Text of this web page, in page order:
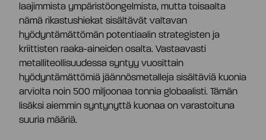
laajimmista ympäristöongelmista, mutta toisaalta
nämä rikastushiekat sisältävät valtavan
hyödyntämättömän potentiaalin strategisten ja
kriittisten raaka-aineiden osalta. Vastaavasti
metalliteollisuudessa syntyy vuosittain
hyödyntämättömiä jäännösmetalleja sisältäviä kuonia
arviolta noin 500 miljoonaa tonnia globaalisti. Tämän
lisäksi aiemmin syntynyttä kuonaa on varastoituna
suuria määriä.